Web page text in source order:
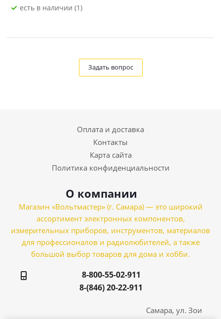
Есть в наличии (1)
Задать вопрос
Оплата и доставка
Контакты
Карта сайта
Политика конфиденциальности
О компании
Магазин «Вольтмастер» (г. Самара) — это широкий
ассортимент электронных компонентов,
измерительных приборов, инструментов, материалов
для профессионалов и радиолюбителей, а также
большой выбор товаров для дома и хобби.
8-800-55-02-911
8-(846) 20-22-911
Самара, ул. Зои